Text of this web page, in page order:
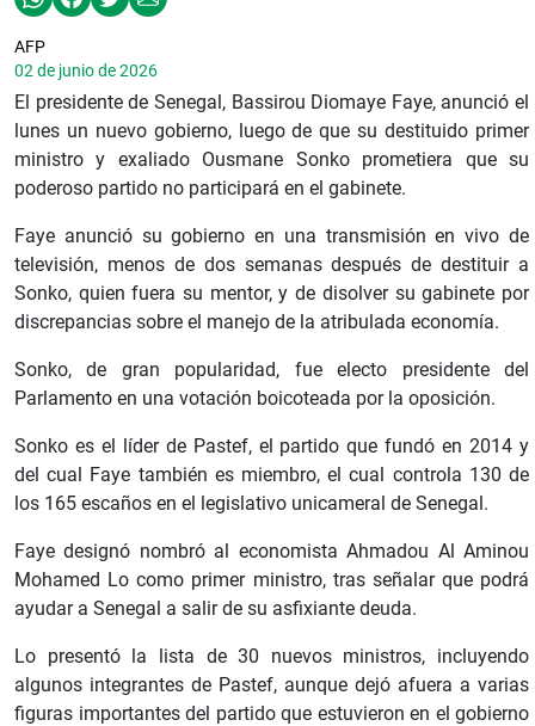
AFP
02 de junio de 2026
El presidente de Senegal, Bassirou Diomaye Faye, anunció el
lunes un nuevo gobierno, luego de que su destituido primer
ministro y exaliado Ousmane Sonko prometiera que su
poderoso partido no participará en el gabinete.
Faye anunció su gobierno en una transmisión en vivo de
televisión, menos de dos semanas después de destituir a
Sonko, quien fuera su mentor, y de disolver su gabinete por
discrepancias sobre el manejo de la atribulada economía.
Sonko, de gran popularidad, fue electo presidente del
Parlamento en una votación boicoteada por la oposición.
Sonko es el líder de Pastef, el partido que fundó en 2014 y
del cual Faye también es miembro, el cual controla 130 de
los 165 escaños en el legislativo unicameral de Senegal.
Faye designó nombró al economista Ahmadou Al Aminou
Mohamed Lo como primer ministro, tras señalar que podrá
ayudar a Senegal a salir de su asfixiante deuda.
Lo presentó la lista de 30 nuevos ministros, incluyendo
algunos integrantes de Pastef, aunque dejó afuera a varias
figuras importantes del partido que estuvieron en el gobierno